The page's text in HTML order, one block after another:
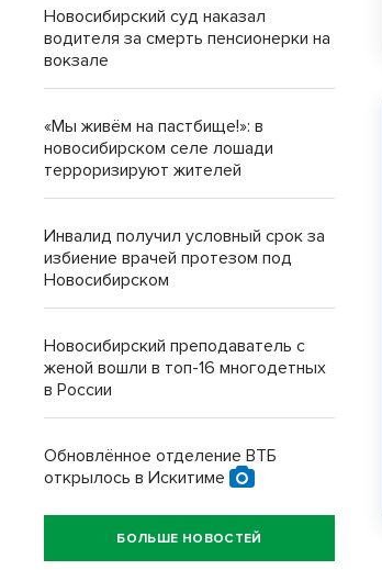
Новосибирский суд наказал
водителя за смерть пенсионерки на
вокзале
«Мы живём на пастбище!»: в
новосибирском селе лошади
терроризируют жителей
Инвалид получил условный срок за
избиение врачей протезом под
Новосибирском
Новосибирский преподаватель с
женой вошли в топ-16 многодетных
в России
Обновлённое отделение ВТБ
открылось в Искитиме
БОЛЬШЕ НОВОСТЕЙ